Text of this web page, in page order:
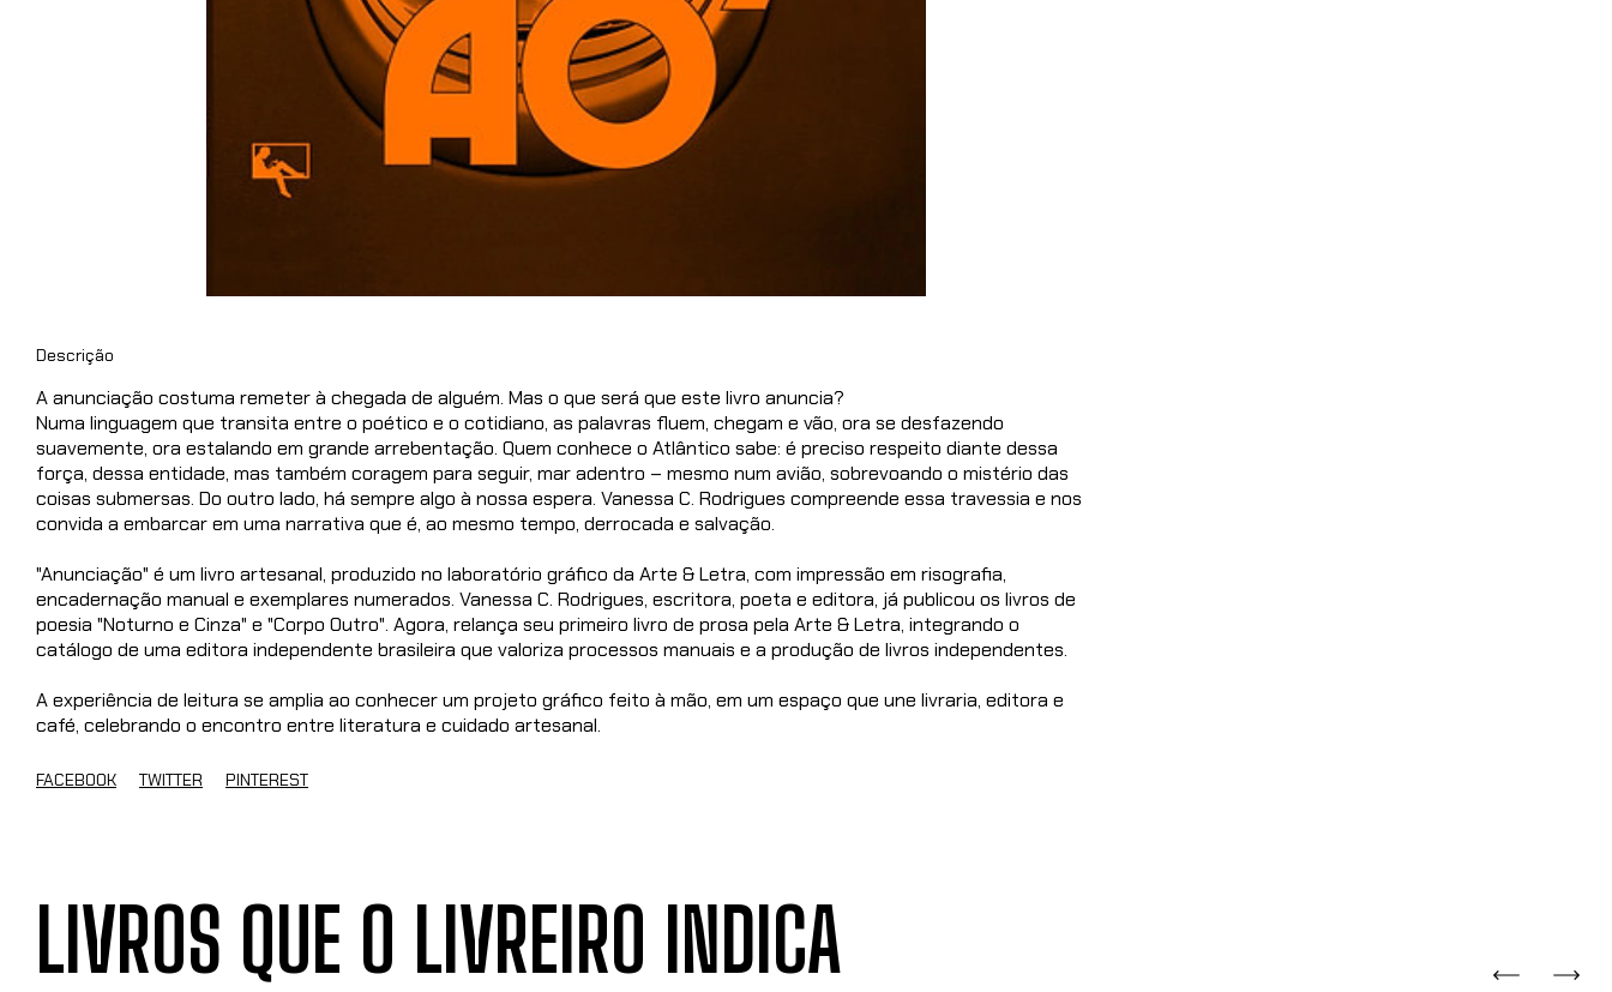
Descrição
A anunciação costuma remeter à chegada de alguém. Mas o que será que este livro anuncia?
Numa linguagem que transita entre o poético e o cotidiano, as palavras fluem, chegam e vão, ora se desfazendo
suavemente, ora estalando em grande arrebentação. Quem conhece o Atlântico sabe: é preciso respeito diante dessa
força, dessa entidade, mas também coragem para seguir, mar adentro – mesmo num avião, sobrevoando o mistério das
coisas submersas. Do outro lado, há sempre algo à nossa espera. Vanessa C. Rodrigues compreende essa travessia e nos
convida a embarcar em uma narrativa que é, ao mesmo tempo, derrocada e salvação.
"Anunciação" é um livro artesanal, produzido no laboratório gráfico da Arte & Letra, com impressão em risografia,
encadernação manual e exemplares numerados. Vanessa C. Rodrigues, escritora, poeta e editora, já publicou os livros de
poesia "Noturno e Cinza" e "Corpo Outro". Agora, relança seu primeiro livro de prosa pela Arte & Letra, integrando o
catálogo de uma editora independente brasileira que valoriza processos manuais e a produção de livros independentes.
A experiência de leitura se amplia ao conhecer um projeto gráfico feito à mão, em um espaço que une livraria, editora e
café, celebrando o encontro entre literatura e cuidado artesanal.
FACEBOOK TWITTER PINTEREST
LIVROS QUE O LIVREIRO INDICA